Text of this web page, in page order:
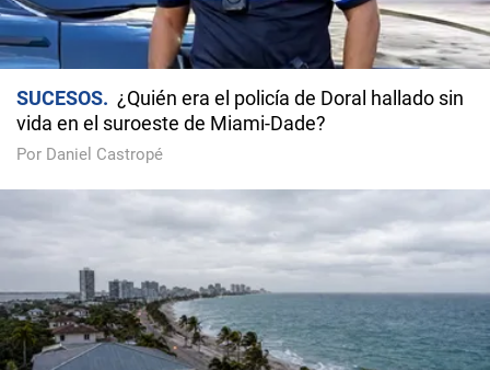
SUCESOS
¿Quién era el policía de Doral hallado sin
vida en el suroeste de Miami-Dade?
Por Daniel Castropé